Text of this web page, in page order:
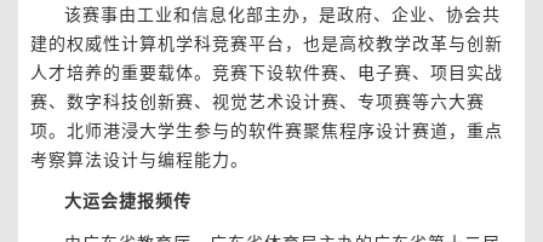
该赛事由工业和信息化部主办，是政府、企业、协会共
建的权威性计算机学科竞赛平台，也是高校教学改革与创新
人才培养的重要载体。竞赛下设软件赛、电子赛、项目实战
赛、数字科技创新赛、视觉艺术设计赛、专项赛等六大赛
项。北师港浸大学生参与的软件赛聚焦程序设计赛道，重点
考察算法设计与编程能力。
大运会捷报频传